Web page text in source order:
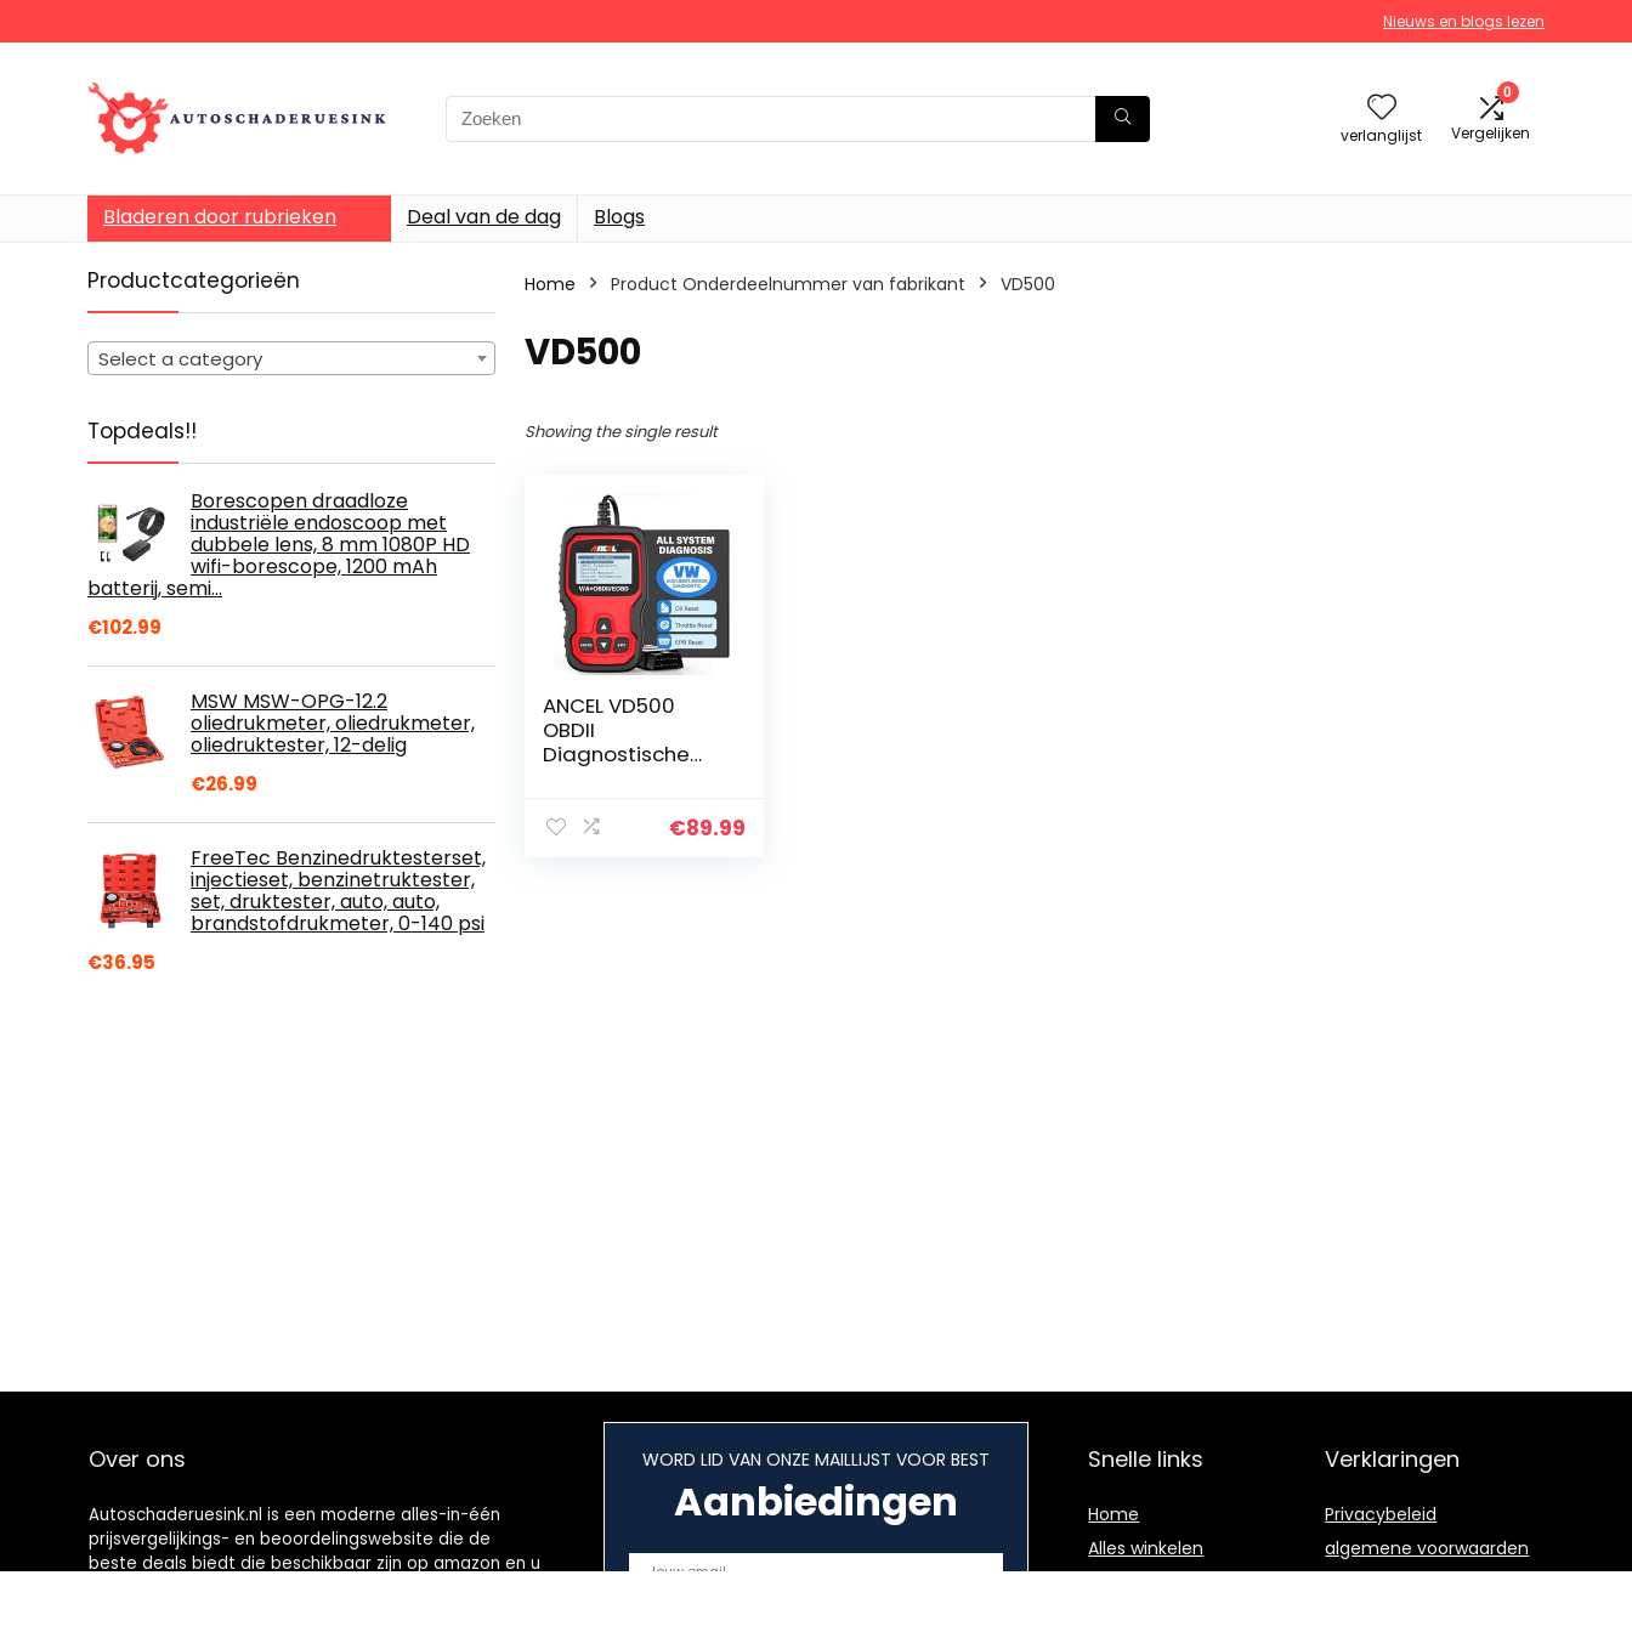
Nieuws en blogs lezen
verlanglijst
0
Vergelijken
Bladeren door rubrieken Deal van de dag Blogs
Productcategorieën
Select a category
Topdeals!!
Borescopen draadloze
industriële endoscoop met
dubbele lens, 8 mm 1080P HD
wifi-borescope, 1200 mAh
batterij, semi…
€102.99
MSW MSW-OPG-12.2
oliedrukmeter, oliedrukmeter,
oliedruktester, 12-delig
€26.99
FreeTec Benzinedruktesterset,
injectieset, benzinetruktester,
set, druktester, auto, auto,
brandstofdrukmeter, 0-140 psi
€36.95
Home Product Onderdeelnummer van fabrikant ‎VD500
‎VD500
Showing the single result
ANCEL VD500
OBDII
Diagnostische
Audi Skoda Seat
€89.99
Over ons
Autoschaderuesink.nl is een moderne alles-in-één
prijsvergelijkings- en beoordelingswebsite die de
beste deals biedt die beschikbaar zijn op amazon en u
WORD LID VAN ONZE MAILLIJST VOOR BEST
Aanbiedingen
Snelle links
Home
Alles winkelen
Verklaringen
Privacybeleid
algemene voorwaarden